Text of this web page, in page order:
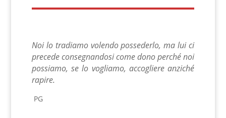
Noi lo tradiamo volendo possederlo, ma lui ci
precede consegnandosi come dono perché noi
possiamo, se lo vogliamo, accogliere anziché
rapire.
PG